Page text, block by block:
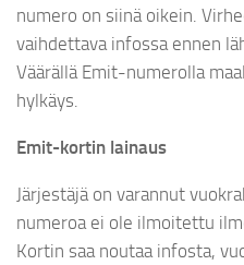
numero on siinä oikein.
vaihdettava infossa ennen
Väärällä Emit-numerolla
hylkäys.
Emit-kortin lainaus
Järjestäjä on varannut
numeroa ei ole ilmoitettu
Kortin saa noutaa infosta,